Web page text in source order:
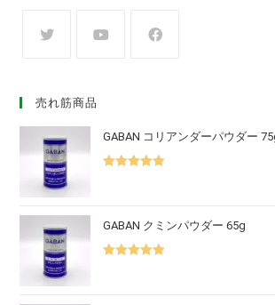
売れ筋商品
GABAN コリアンダーパウダー
GABAN クミンパウダー 65g